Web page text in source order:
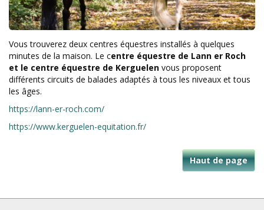
Vous trouverez deux centres équestres installés à quelques
minutes de la maison. Le centre équestre de Lann er Roch
et le centre équestre de Kerguelen vous proposent
différents circuits de balades adaptés à tous les niveaux et tous
les âges.
https://lann-er-roch.com/
https://www.kerguelen-equitation.fr/
Haut de page